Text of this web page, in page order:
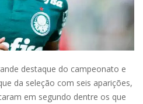
destaque do campeonato e
da seleção com seis aparições,
em segundo dentre os que